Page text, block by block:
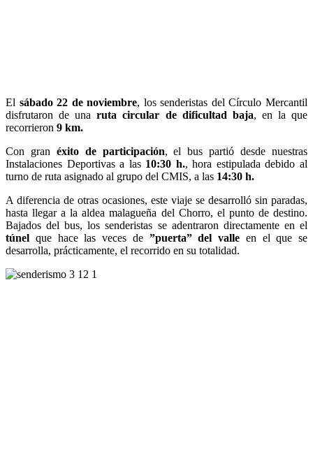
El sábado 22 de noviembre, los senderistas del Círculo Mercantil
disfrutaron de unaruta circular de dificultad baja, en la que
recorrieron 9 km.
Con gran éxito de participación, el bus partió desde nuestras
Instalaciones Deportivas a las 10:30 h., hora estipulada debido al
turno de ruta asignado al grupo del CMIS, a las 14:30 h.
A diferencia de otras ocasiones, este viaje se desarrolló sin paradas,
hasta llegar a la aldea malagueña del Chorro, el punto de destino.
Bajados del bus, los senderistas se adentraron directamente en el
túnel que hace las veces de ”puerta” del valle en el que se
desarrolla, prácticamente, el recorrido en su totalidad.